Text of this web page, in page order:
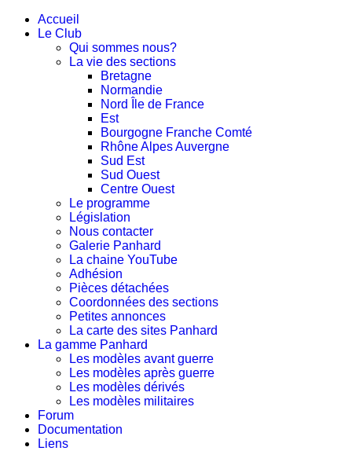
Accueil
Le Club
Qui sommes nous?
La vie des sections
Bretagne
Normandie
Nord Île de France
Est
Bourgogne Franche Comté
Rhône Alpes Auvergne
Sud Est
Sud Ouest
Centre Ouest
Le programme
Législation
Nous contacter
Galerie Panhard
La chaine YouTube
Adhésion
Pièces détachées
Coordonnées des sections
Petites annonces
La carte des sites Panhard
La gamme Panhard
Les modèles avant guerre
Les modèles après guerre
Les modèles dérivés
Les modèles militaires
Forum
Documentation
Liens